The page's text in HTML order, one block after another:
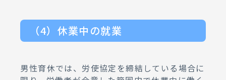
（4）休業中の就業
男性育休では、労使協定を締結している場合に